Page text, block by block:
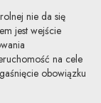
nie da się
jest wejście
na cele
obowiązku